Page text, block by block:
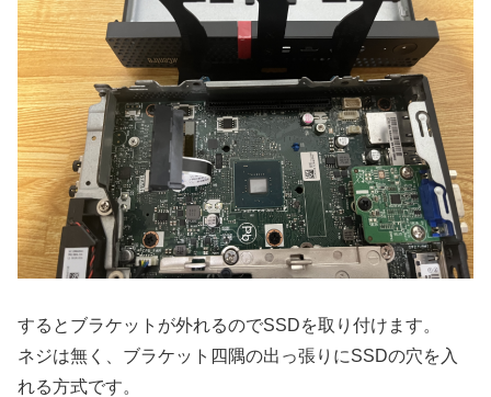
するとブラケットが外れるのでSSDを取り付けます。
ネジは無く、ブラケット四隅の出っ張りにSSDの穴を入
れる方式です。